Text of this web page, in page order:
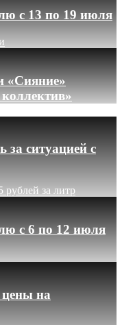
с 13 по 19 июля
«Сияние»
ситуацией с
рублей за литр
с 6 по 12 июля
на